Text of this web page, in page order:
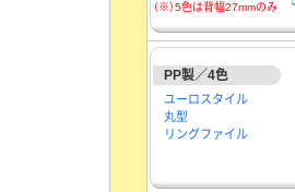
（※）5色は背幅27mmのみ
PP製／4色
ユーロスタイル
丸型
リングファイル